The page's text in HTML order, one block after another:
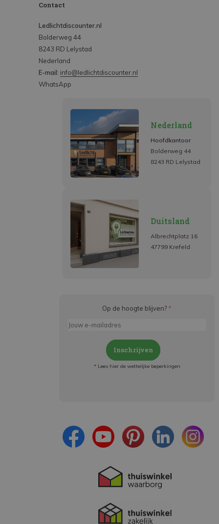
Contact
Ledlichtdiscounter.nl
Bolderweg 44
8243 RD Lelystad
Nederland
E-mail: info@ledlichtdiscounter.nl
WhatsApp
Nederland
Hoofdkantoor
Bolderweg 44
8243 RD Lelystad
Duitsland
Albrechtplatz 16
47799 Krefeld
Op de hoogte blijven? *
Inschrijven
* Lees hier de wettelijke beperkingen